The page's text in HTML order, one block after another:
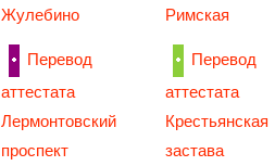
Жулебино
Римская
Перевод
аттестата
Лермонтовский
проспект
Перевод
аттестата
Крестьянская
застава